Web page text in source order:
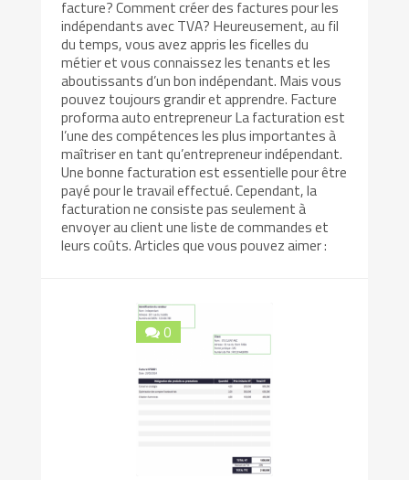
facture? Comment créer des factures pour les
indépendants avec TVA? Heureusement, au fil
du temps, vous avez appris les ficelles du
métier et vous connaissez les tenants et les
aboutissants d’un bon indépendant. Mais vous
pouvez toujours grandir et apprendre. Facture
proforma auto entrepreneur La facturation est
l’une des compétences les plus importantes à
maîtriser en tant qu’entrepreneur indépendant.
Une bonne facturation est essentielle pour être
payé pour le travail effectué. Cependant, la
facturation ne consiste pas seulement à
envoyer au client une liste de commandes et
leurs coûts. Articles que vous pouvez aimer :
0